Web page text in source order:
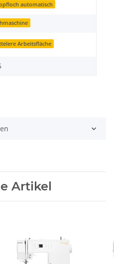
automatisch
Arbeitsfläche
Artikel